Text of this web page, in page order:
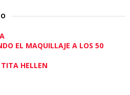
EL MAQUILLAJE A LOS 50
TITA HELLEN